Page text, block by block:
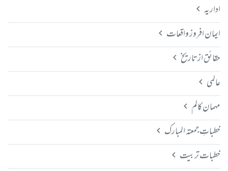
اداریہ
ایمان افروز واقعات
حقائق از تاریخ
عالمی
مہمان کالم
خطباتِ جمعتہ المبارک
خطبات تربیت